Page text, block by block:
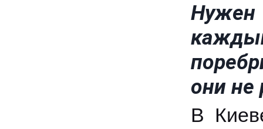
Нужен
они не
В